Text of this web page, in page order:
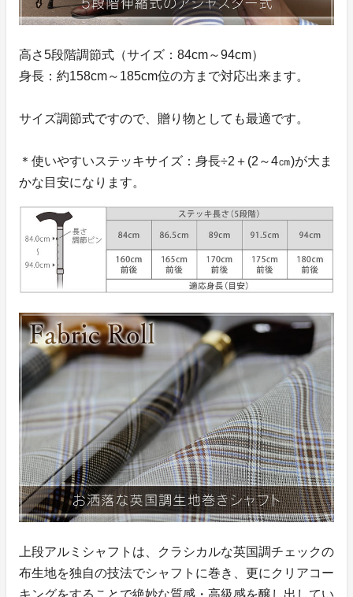
高さ5段階調節式（サイズ：84cm～94cm）
身長：約158cm～185cm位の方まで対応出来ます。
サイズ調節式ですので、贈り物としても最適です。
＊使いやすいステッキサイズ：身長÷2＋(2～4㎝)が大ま
かな目安になります。
上段アルミシャフトは、クラシカルな英国調チェックの
布生地を独自の技法でシャフトに巻き、更にクリアコー